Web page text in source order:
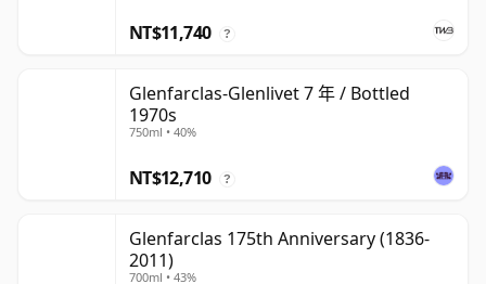
NT$11,740 ?
Glenfarclas-Glenlivet 7 年 / Bottled
1970s
750ml • 40%
NT$12,710 ?
Glenfarclas 175th Anniversary (1836-
2011)
700ml • 43%